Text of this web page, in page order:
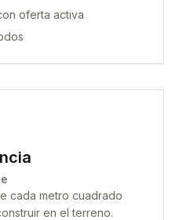
oferta activa
cada metro cuadrado
en el terreno.